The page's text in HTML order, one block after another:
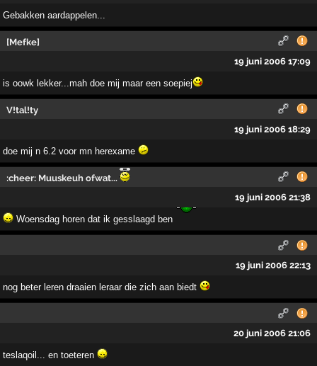
Gebakken aardappelen...
[Mefke]
19 juni 2006 17:09
is oowk lekker...mah doe mij maar een soepiej
V!tal!ty
19 juni 2006 18:29
doe mij n 6.2 voor mn herexame
:cheer: Muuskeuh ofwat...
19 juni 2006 21:38
Woensdag horen dat ik gesslaagd ben
19 juni 2006 22:13
nog beter leren draaien leraar die zich aan biedt
20 juni 2006 21:06
teslaqoil... en toeteren